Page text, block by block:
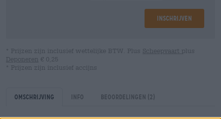
Inschrijven
* Prijzen zijn inclusief wettelijke BTW. Plus Scheepvaart plus
Deponeren € 0,25
* Prijzen zijn inclusief accijns
Omschrijving Info Beoordelingen (2)